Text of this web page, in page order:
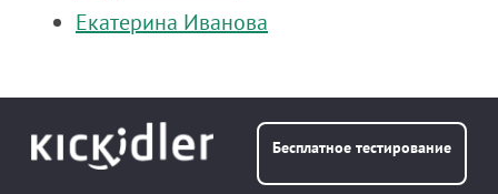
Екатерина Иванова
Бесплатное тестирование